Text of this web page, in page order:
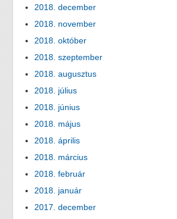
2018. december
2018. november
2018. október
2018. szeptember
2018. augusztus
2018. július
2018. június
2018. május
2018. április
2018. március
2018. február
2018. január
2017. december